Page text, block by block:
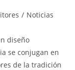
/ Noticias
diseño
se conjugan en
de la tradición